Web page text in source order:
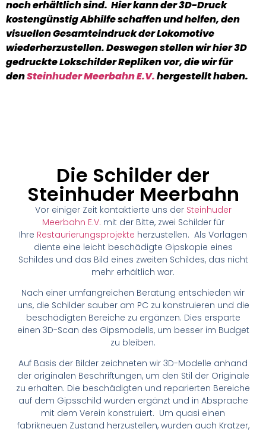
noch erhältlich sind. Hier kann der 3D-Druck
kostengünstig Abhilfe schaffen und helfen, den
visuellen Gesamteindruck der Lokomotive
wiederherzustellen. Deswegen stellen wir hier 3D
gedruckte Lokschilder Repliken vor, die wir für
denSteinhuder Meerbahn E.V.hergestellt haben.
Die Schilder der
Steinhuder Meerbahn
Vor einiger Zeit kontaktierte uns der Steinhuder
Meerbahn E.V. mit der Bitte, zwei Schilder für
Ihre Restaurierungsprojekte herzustellen. Als Vorlagen
diente eine leicht beschädigte Gipskopie eines
Schildes und das Bild eines zweiten Schildes, das nicht
mehr erhältlich war.
Nach einer umfangreichen Beratung entschieden wir
uns, die Schilder sauber am PC zu konstruieren und die
beschädigten Bereiche zu ergänzen. Dies ersparte
einen 3D-Scan des Gipsmodells, um besser im Budget
zu bleiben.
Auf Basis der Bilder zeichneten wir 3D-Modelle anhand
der originalen Beschriftungen, um den Stil der Originale
zu erhalten. Die beschädigten und reparierten Bereiche
auf dem Gipsschild wurden ergänzt und in Absprache
mit dem Verein konstruiert. Um quasi einen
fabrikneuen Zustand herzustellen, wurden auch Kratzer,